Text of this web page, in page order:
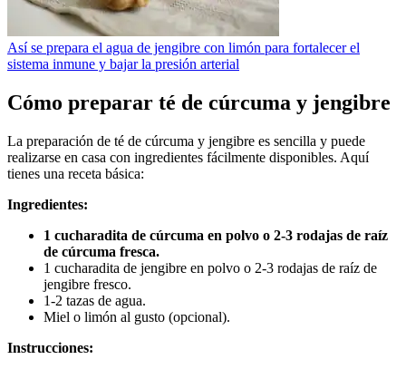
Así se prepara el agua de jengibre con limón para fortalecer el
sistema inmune y bajar la presión arterial
Cómo preparar té de cúrcuma y jengibre
La preparación de té de cúrcuma y jengibre es sencilla y puede
realizarse en casa con ingredientes fácilmente disponibles. Aquí
tienes una receta básica:
Ingredientes:
1 cucharadita de cúrcuma en polvo o 2-3 rodajas de raíz
de cúrcuma fresca.
1 cucharadita de jengibre en polvo o 2-3 rodajas de raíz de
jengibre fresco.
1-2 tazas de agua.
Miel o limón al gusto (opcional).
Instrucciones: